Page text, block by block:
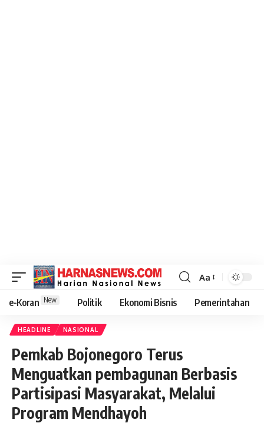
Aa
e-Koran New Politik Ekonomi Bisnis Pemerintahan
HEADLINE NASIONAL
Pemkab Bojonegoro Terus
Menguatkan pembagunan Berbasis
Partisipasi Masyarakat, Melalui
Program Mendhayoh